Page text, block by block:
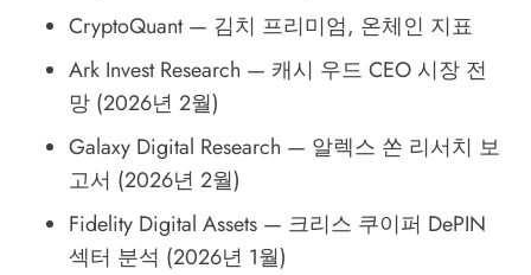
CryptoQuant— 김치 프리미엄, 온체인 지표
Ark Invest Research — 캐시 우드 CEO 시장 전
망 (2026년 2월)
Galaxy Digital Research — 알렉스 쏜 리서치 보
고서 (2026년 2월)
Fidelity Digital Assets— 크리스 쿠이퍼 DePIN
섹터 분석 (2026년 1월)